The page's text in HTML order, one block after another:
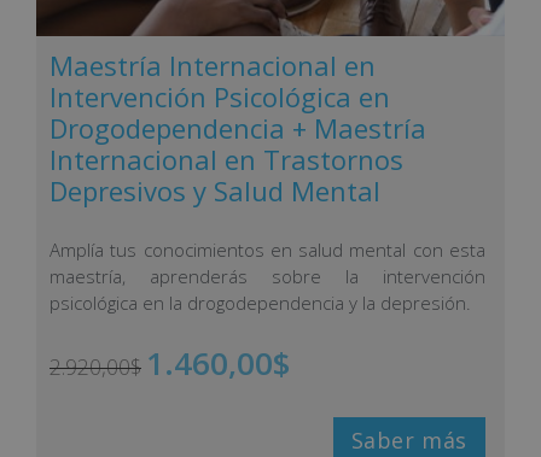
Maestría Internacional en
Intervención Psicológica en
Drogodependencia + Maestría
Internacional en Trastornos
Depresivos y Salud Mental
Amplía tus conocimientos en salud mental con esta
maestría, aprenderás sobre la intervención
psicológica en la drogodependencia y la depresión.
2.920,00$ 1.460,00$
Saber más